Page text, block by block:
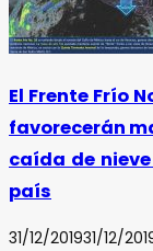
El Frente Frío
favorecerán
caída de
país
31/12/201931/12/